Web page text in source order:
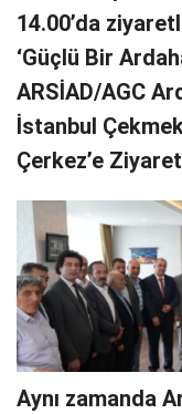
14.00’da
‘Güçlü Bir
ARSİAD/AGC
İstanbul
Çerkez’e
Aynı zamanda